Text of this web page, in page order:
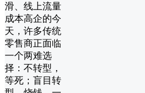
滑、线上流量
成本高企的今
天，许多传统
零售商正面临
一个两难选
择：不转型，
等死；盲目转